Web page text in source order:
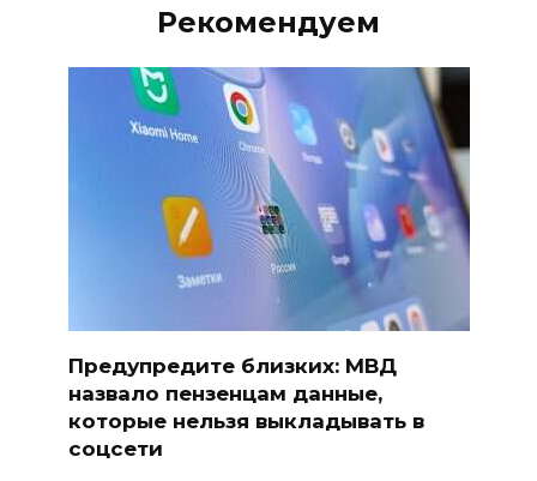
Рекомендуем
Предупредите близких: МВД
назвало пензенцам данные,
которые нельзя выкладывать в
соцсети